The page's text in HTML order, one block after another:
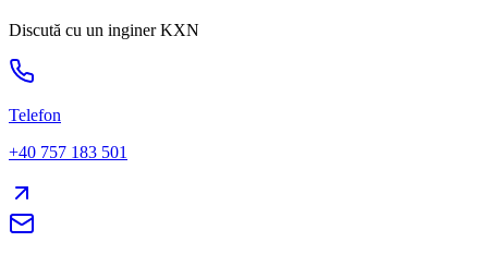
Discută cu un inginer KXN
Telefon
+40 757 183 501